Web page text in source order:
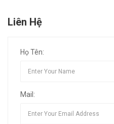
Liên Hệ
Họ Tên:
Mail: